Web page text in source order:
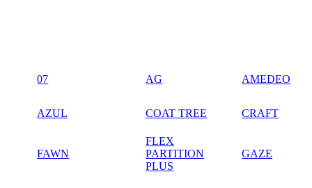
07 AG AMEDEO
AZUL COAT TREE CRAFT
FAWN
FLEX
PARTITION
PLUS
GAZE